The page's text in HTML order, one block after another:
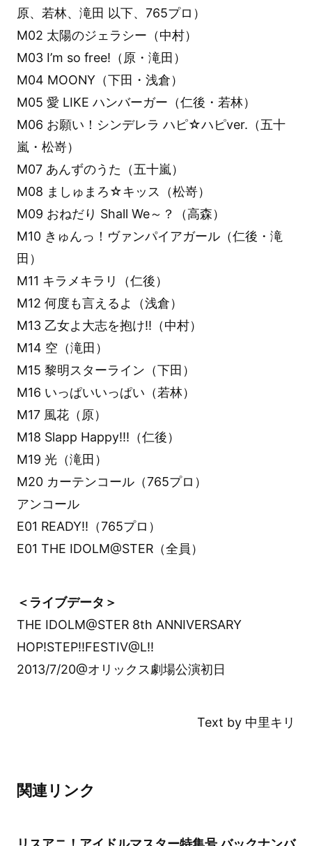
原、若林、滝田 以下、765プロ）
M02 太陽のジェラシー（中村）
M03 I’m so free!（原・滝田）
M04 MOONY（下田・浅倉）
M05 愛 LIKE ハンバーガー（仁後・若林）
M06 お願い！シンデレラ ハピ☆ハピver.（五十
嵐・松嵜）
M07 あんずのうた（五十嵐）
M08 ましゅまろ☆キッス（松嵜）
M09 おねだり Shall We～？（高森）
M10 きゅんっ！ヴァンパイアガール（仁後・滝
田）
M11 キラメキラリ（仁後）
M12 何度も言えるよ（浅倉）
M13 乙女よ大志を抱け!!（中村）
M14 空（滝田）
M15 黎明スターライン（下田）
M16 いっぱいいっぱい（若林）
M17 風花（原）
M18 Slapp Happy!!!（仁後）
M19 光（滝田）
M20 カーテンコール（765プロ）
アンコール
E01 READY!!（765プロ）
E01 THE IDOLM@STER（全員）
＜ライブデータ＞
THE IDOLM@STER 8th ANNIVERSARY
HOP!STEP!!FESTIV@L!!
2013/7/20@オリックス劇場公演初日
Text by 中里キリ
関連リンク